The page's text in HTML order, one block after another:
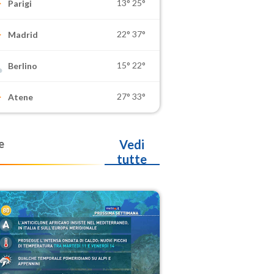
Parigi 13° 25°
Madrid 22° 37°
Berlino 15° 22°
Atene 27° 33°
Vedi
tutte